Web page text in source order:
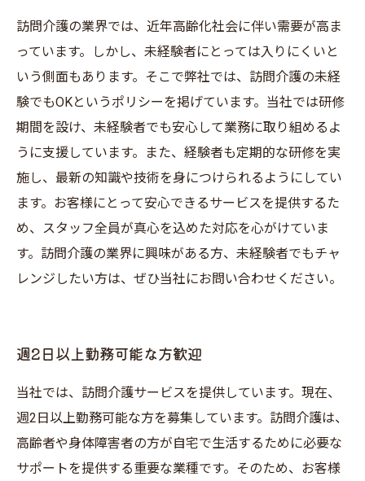
訪問介護の業界では、近年高齢化社会に伴い需要が高ま
っています。しかし、未経験者にとっては入りにくいと
いう側面もあります。そこで弊社では、訪問介護の未経
験でもOKというポリシーを掲げています。当社では研修
期間を設け、未経験者でも安心して業務に取り組めるよ
うに支援しています。また、経験者も定期的な研修を実
施し、最新の知識や技術を身につけられるようにしてい
ます。お客様にとって安心できるサービスを提供するた
め、スタッフ全員が真心を込めた対応を心がけていま
す。訪問介護の業界に興味がある方、未経験者でもチャ
レンジしたい方は、ぜひ当社にお問い合わせください。
週2日以上勤務可能な方歓迎
当社では、訪問介護サービスを提供しています。現在、
週2日以上勤務可能な方を募集しています。訪問介護は、
高齢者や身体障害者の方が自宅で生活するために必要な
サポートを提供する重要な業種です。そのため、お客様